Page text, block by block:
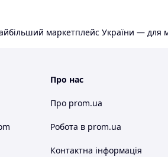
маркетплейс України — для
Про нас
Про prom.ua
Робота в prom.ua
Контактна інформація